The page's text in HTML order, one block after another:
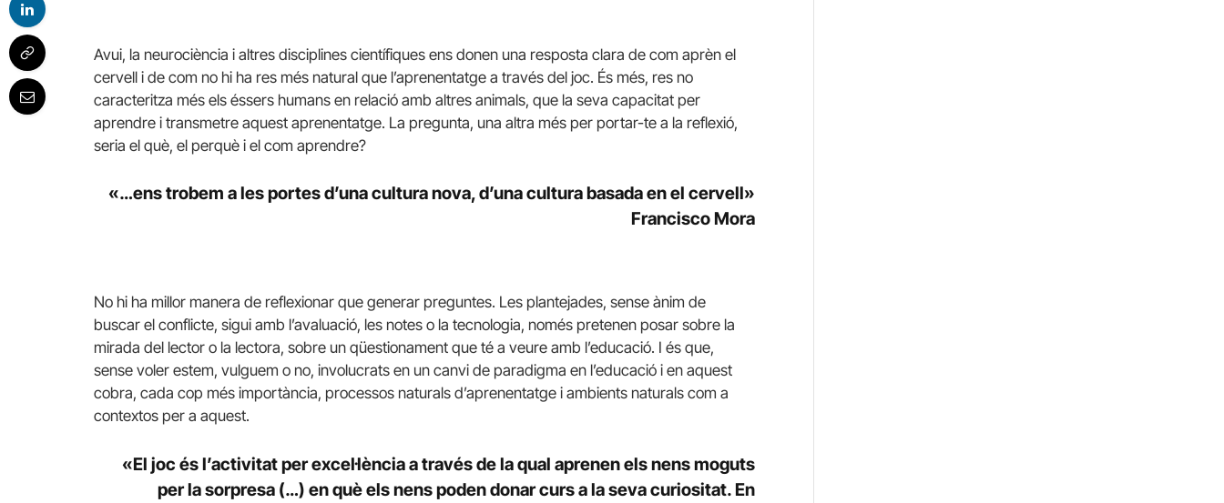
Avui, la neurociència i altres disciplines científiques ens donen una resposta clara de com aprèn el
cervell i de com no hi ha res més natural que l’aprenentatge a través del joc. És més, res no
caracteritza més els éssers humans en relació amb altres animals, que la seva capacitat per
aprendre i transmetre aquest aprenentatge. La pregunta, una altra més per portar-te a la reflexió,
seria el què, el perquè i el com aprendre?
«…ens trobem a les portes d’una cultura nova, d’una cultura basada en el cervell»
Francisco Mora
No hi ha millor manera de reflexionar que generar preguntes. Les plantejades, sense ànim de
buscar el conflicte, sigui amb l’avaluació, les notes o la tecnologia, només pretenen posar sobre la
mirada del lector o la lectora, sobre un qüestionament que té a veure amb l’educació. I és que,
sense voler estem, vulguem o no, involucrats en un canvi de paradigma en l’educació i en aquest
cobra, cada cop més importància, processos naturals d’aprenentatge i ambients naturals com a
contextos per a aquest.
«El joc és l’activitat per excel·lència a través de la qual aprenen els nens moguts
per la sorpresa (…) en què els nens poden donar curs a la seva curiositat. En